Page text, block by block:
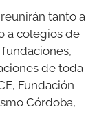
tanto a
a colegios de
de toda
Fundación
Córdoba,